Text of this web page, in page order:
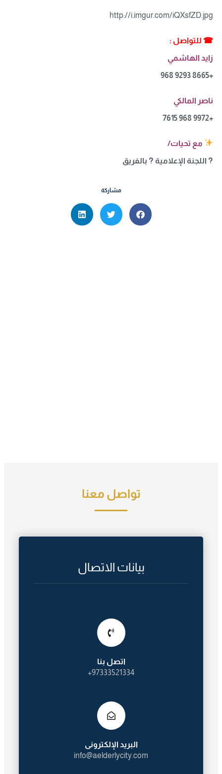
http://i.imgur.com/iQXsfZD.jpg
☎ للتواصل :
زايد الهاشمي
+968 9293 8665
ناصر المالكي
+968 9972 7615
مع تحيات/
? اللجنة الإعلامية ? بالفريق
مشاركة
بيانات الاتصال
اتصل بنا
97333521334+
البريد الإلكترونى
info@aelderlycity.com
تواصل معنا